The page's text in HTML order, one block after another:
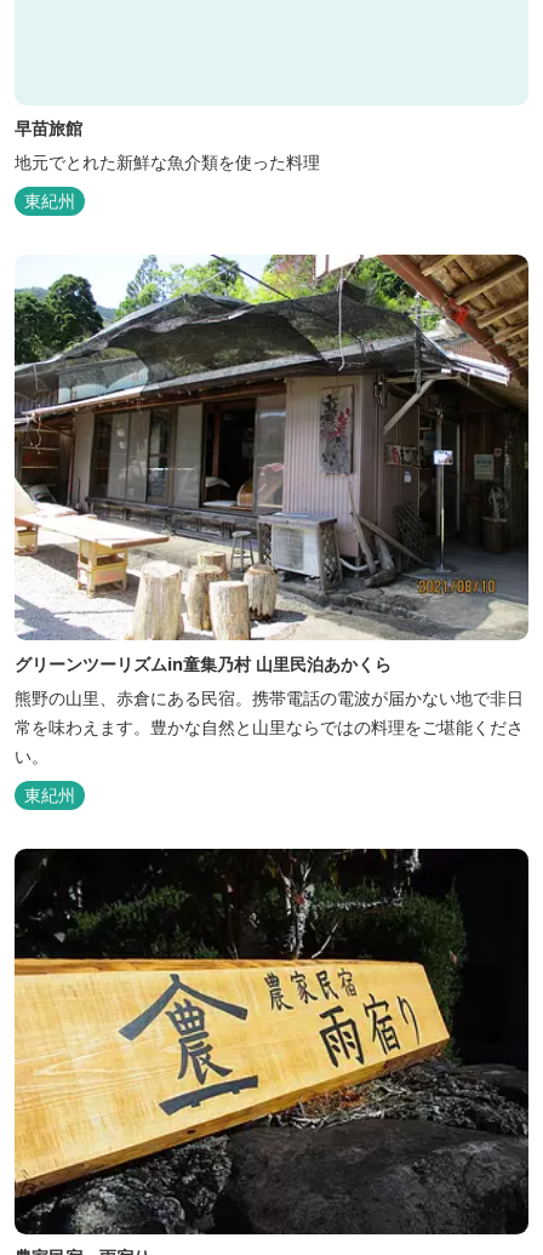
早苗旅館
地元でとれた新鮮な魚介類を使った料理
東紀州
グリーンツーリズムin童集乃村 山里民泊あかくら
熊野の山里、赤倉にある民宿。携帯電話の電波が届かない地で非日
常を味わえます。豊かな自然と山里ならではの料理をご堪能くださ
い。
東紀州